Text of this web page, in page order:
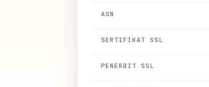
ASN
SERTIFIKAT SSL
PENERBIT SSL